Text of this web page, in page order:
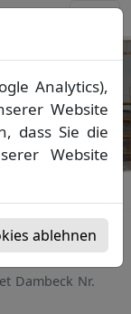
in
▪
und
Dambeck Nr.
Analytics),
Website
dass Sie die
Website
ablehnen